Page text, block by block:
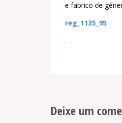
e fabrico de
reg_1135_95
.
Deixe um